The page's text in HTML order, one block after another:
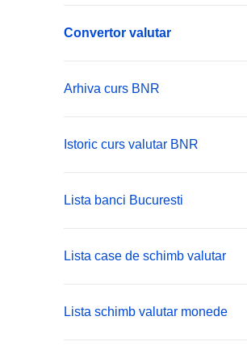
Convertor valutar
Arhiva curs BNR
Istoric curs valutar BNR
Lista banci Bucuresti
Lista case de schimb valutar
Lista schimb valutar monede